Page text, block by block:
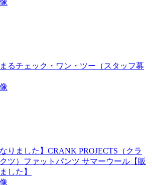
るチェック・ワン・ツー（スタッフ募
りました】CRANK PROJECTS（クラ
ツ）ファットパンツ サマーウール【販
した】